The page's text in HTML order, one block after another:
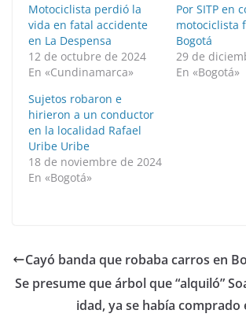
Motociclista perdió la
vida en fatal accidente
en La Despensa
12 de octubre de 2024
En «Cundinamarca»
Por SITP en
motociclista
Bogotá
29 de
En «Bogotá»
Sujetos robaron e
hirieron a un conductor
en la localidad Rafael
Uribe Uribe
18 de noviembre de 2024
En «Bogotá»
Cayó banda que robaba carros en
Se presume que árbol que “alquiló”
idad, ya se había comprado